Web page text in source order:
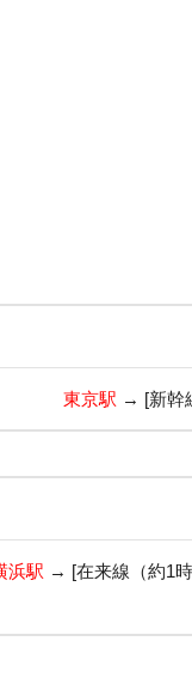
東京駅 → [新幹
浜駅 → [在来線（約1